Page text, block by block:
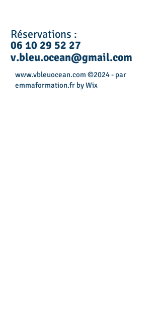
www.vbleuocean.com ©2024 - par
emmaformation.fr by Wix
Réservations :
06 10 29 52 27
v.bleu.ocean@gmail.com